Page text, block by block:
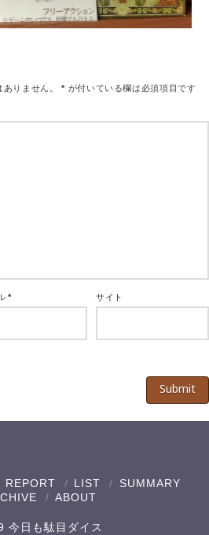
りません。 * が付いている欄は必須項目です
* サイト
REPORT LIST
SUMMARY
ABOUT
今日も駄目ダイス